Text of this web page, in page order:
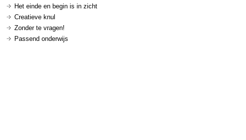
Het einde en begin is in zicht
Creatieve knul
Zonder te vragen!
Passend onderwijs